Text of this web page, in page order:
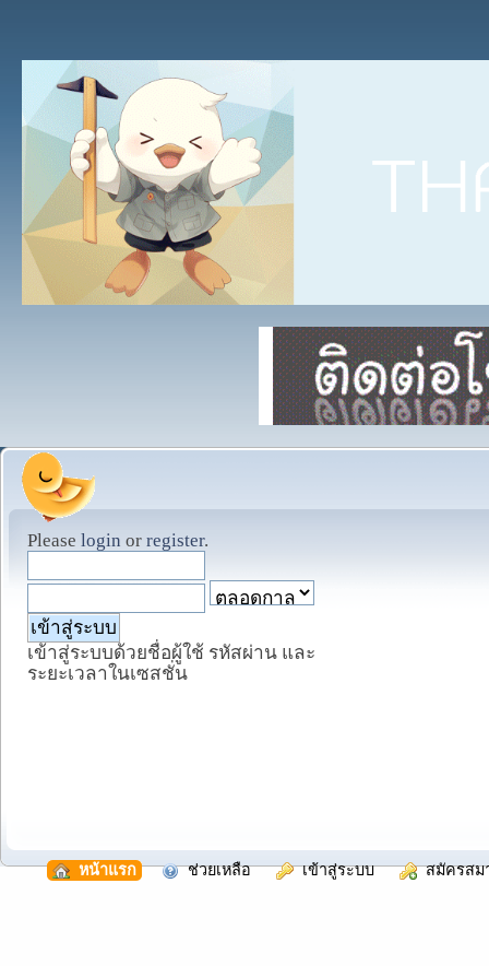
Please login or register.
เข้าสู่ระบบด้วยชื่อผู้ใช้ รหัสผ่าน และ
ระยะเวลาในเซสชั่น
หน้าแรก ช่วยเหลือ เข้าสู่ระบบ สมัครสม